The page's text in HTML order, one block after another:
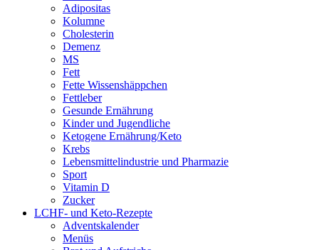
Adipositas
Kolumne
Cholesterin
Demenz
MS
Fett
Fette Wissenshäppchen
Fettleber
Gesunde Ernährung
Kinder und Jugendliche
Ketogene Ernährung/Keto
Krebs
Lebensmittelindustrie und Pharmazie
Sport
Vitamin D
Zucker
LCHF- und Keto-Rezepte
Adventskalender
Menüs